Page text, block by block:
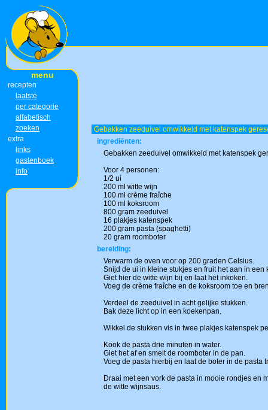
menu
recepten
laatste
per categorie
alfabetisch
zoeken
extra
links
gastenboek
info
Gebakken zeeduivel omwikkeld met katenspek
ingrediënten:
Gebakken zeeduivel omwikkeld met katenspek
Voor 4 personen:
1/2 ui
200 ml witte wijn
100 ml crème fraîche
100 ml koksroom
800 gram zeeduivel
16 plakjes katenspek
200 gram pasta (spaghetti)
20 gram roomboter
bereiding:
Verwarm de oven voor op 200 graden Celsius.
Snijd de ui in kleine stukjes en fruit het aan in een
Giet hier de witte wijn bij en laat het inkoken.
Voeg de crème fraîche en de koksroom toe en
Verdeel de zeeduivel in acht gelijke stukken.
Bak deze licht op in een koekenpan.
Wikkel de stukken vis in twee plakjes katenspek
Kook de pasta drie minuten in water.
Giet het af en smelt de roomboter in de pan.
Voeg de pasta hierbij en laat de boter in de pasta
Draai met een vork de pasta in mooie rondjes en
de witte wijnsaus.